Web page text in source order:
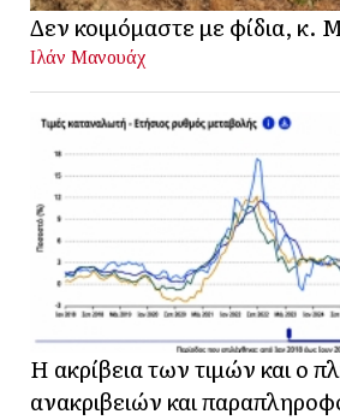
Δεν κοιμόμαστε με φίδια, κ.
Ιλάν Μανουάχ
Η ακρίβεια των τιμών και ο
ανακριβειών και